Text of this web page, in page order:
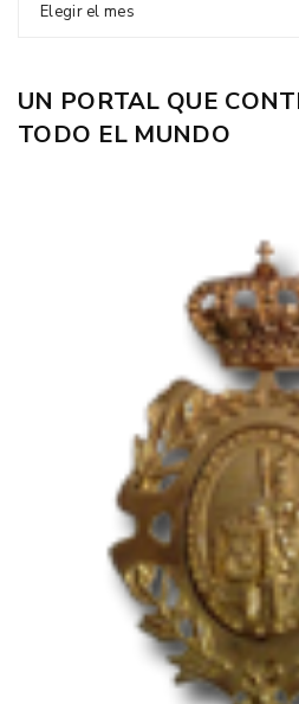
Elegir el mes
UN PORTAL QUE
TODO EL MUNDO